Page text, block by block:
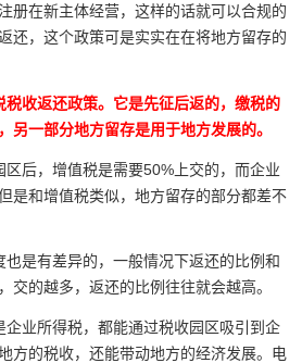
册在新主体经营，这样的话就可以合规的
还，这个政策可是实实在在将地方留存的
税收返还政策。它是先征后返的，缴税的
另一部分地方留存是用于地方发展的。
后，增值税是需要50%上交的，而企业
是和增值税类似，地方留存的部分都差不
是有差异的，一般情况下返还的比例和
交的越多，返还的比例往往就会越高。
业所得税，都能通过税收园区吸引到企
方的税收，还能带动地方的经济发展。电